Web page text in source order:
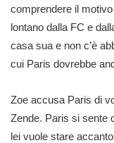
comprendere il
lontano dalla FC e
casa sua e non c’è
cui Paris dovrebbe
Zoe accusa Paris di
Zende. Paris si sente
lei vuole stare